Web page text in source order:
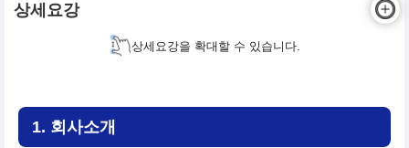
상세요강
상세요강을 확대할 수 있습니다.
1. 회사소개